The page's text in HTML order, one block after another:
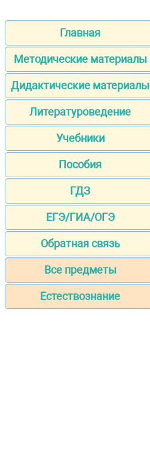
Главная
Методические материалы
Дидактические материалы
Литературоведение
Учебники
Пособия
ГДЗ
ЕГЭ/ГИА/ОГЭ
Обратная связь
Все предметы
Естествознание